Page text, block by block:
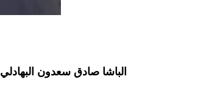
الباشا صادق سعدون البهادلي